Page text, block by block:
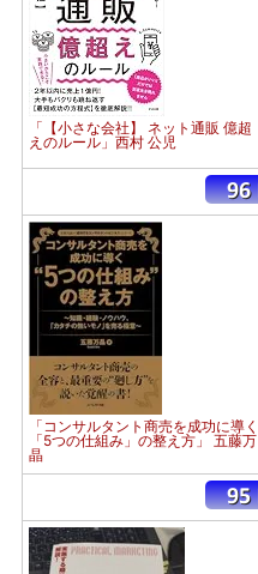
「【小さな会社】 ネット通販 億超
えのルール」西村 公児
「コンサルタント商売を成功に導く
「5つの仕組み」の整え方」 五藤万
晶